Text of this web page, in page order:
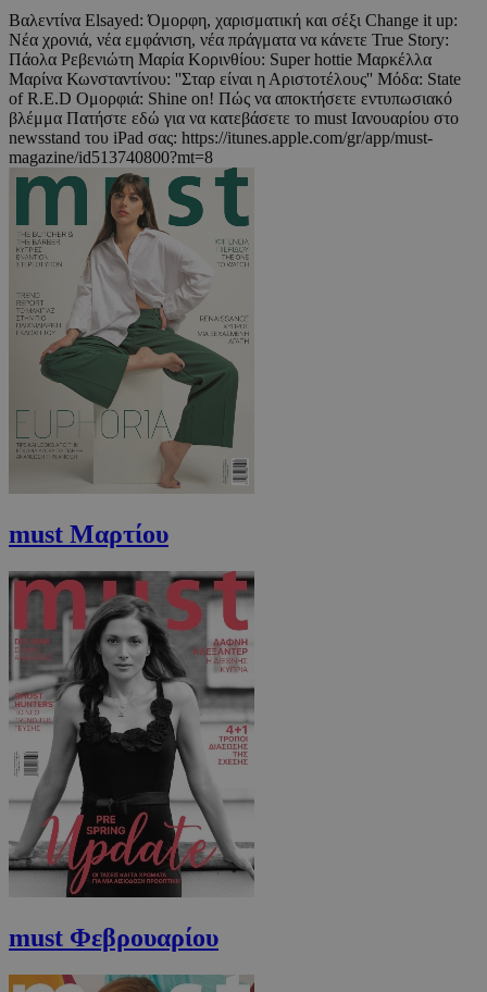
Βαλεντίνα Elsayed: Όμορφη, χαρισματική και σέξι Change it up:
Νέα χρονιά, νέα εμφάνιση, νέα πράγματα να κάνετε True Story:
Πάολα Ρεβενιώτη Μαρία Κορινθίου: Super hottie Μαρκέλλα
Μαρίνα Κωνσταντίνου: ''Σταρ είναι η Αριστοτέλους'' Μόδα: State
of R.E.D Ομορφιά: Shine on! Πώς να αποκτήσετε εντυπωσιακό
βλέμμα Πατήστε εδώ για να κατεβάσετε το must Ιανουαρίου στο
newsstand του iPad σας: https://itunes.apple.com/gr/app/must-
magazine/id513740800?mt=8
must Μαρτίου
must Φεβρουαρίου